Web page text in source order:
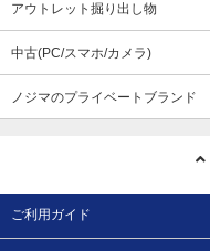
アウトレット掘り出し物
中古(PC/スマホ/カメラ)
ノジマのプライベートブランド
ご利用ガイド